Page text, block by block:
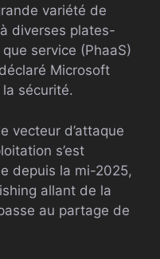
variété de
diverses plates-
service (PhaaS)
Microsoft
sécurité.
vecteur d’attaque
s’est
depuis la mi-2025,
allant de la
au partage de